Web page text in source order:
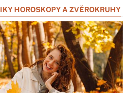
HOROSKOPY A ZVĚROKRUHY